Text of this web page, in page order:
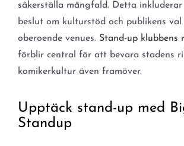
säkerställa mångfald. Detta
beslut om kulturstöd och publikens
oberoende venues. Stand-up klubbens
förblir central för att bevara stadens
komikerkultur även framöver.
Upptäck stand-up med
Standup